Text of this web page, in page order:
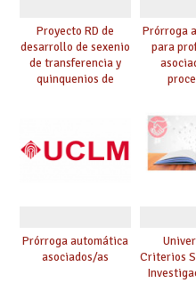
Proyecto RD de
desarrollo de sexenio
de transferencia y
quinquenios de
Prórroga
para
Prórroga automática
asociados/as
Criterios